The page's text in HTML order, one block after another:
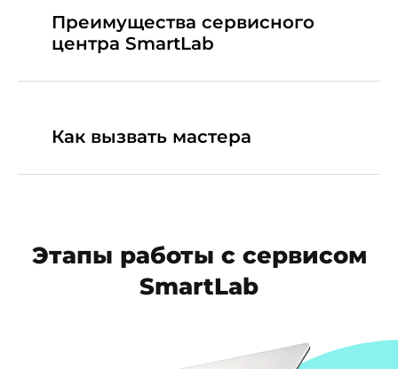
Преимущества сервисного
центра SmartLab
Как вызвать мастера
Этапы работы с сервисом
SmartLab